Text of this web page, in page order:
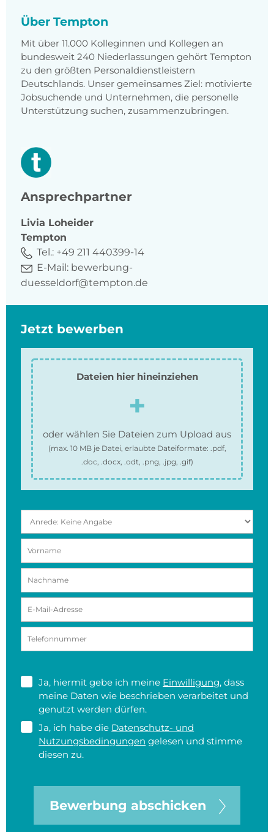
Über Tempton
Mit über 11.000 Kolleginnen und Kollegen an
bundesweit 240 Niederlassungen gehört Tempton
zu den größten Personaldienstleistern
Deutschlands. Unser gemeinsames Ziel: motivierte
Jobsuchende und Unternehmen, die personelle
Unterstützung suchen, zusammenzubringen.
Ansprechpartner
Livia Loheider
Tempton
Tel.: +49 211 440399-14
E-Mail: bewerbung-
duesseldorf@tempton.de
Jetzt bewerben
Dateien hier hineinziehen
oder wählen Sie Dateien zum Upload aus
(max. 10 MBje Datei, erlaubte Dateiformate: .pdf,
.doc, .docx, .odt, .png, .jpg, .gif)
Ja, hiermit gebe ich meine Einwilligung, dass
meine Daten wie beschrieben verarbeitet und
genutzt werden dürfen.
Ja, ich habe die Datenschutz- und
Nutzungsbedingungen gelesen und stimme
diesen zu.
Bewerbung abschicken